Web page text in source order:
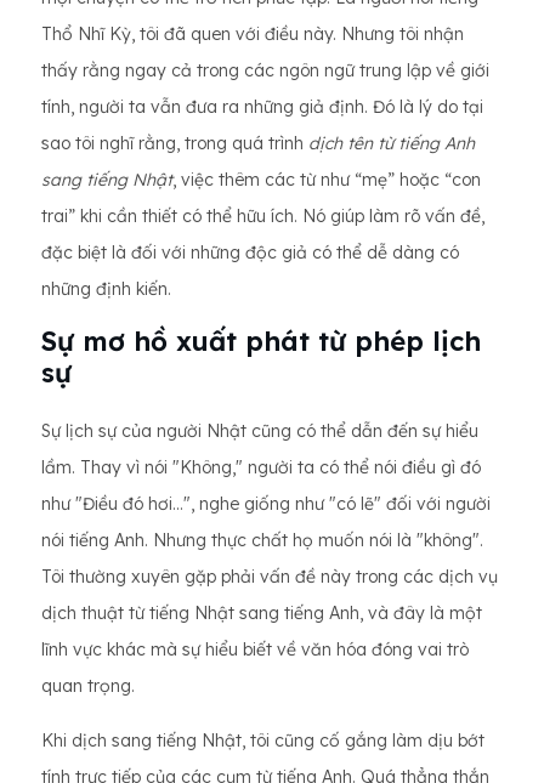
Thổ Nhĩ Kỳ, tôi đã quen với điều này. Nhưng tôi nhận
thấy rằng ngay cả trong các ngôn ngữ trung lập về giới
tính, người ta vẫn đưa ra những giả định. Đó là lý do tại
sao tôi nghĩ rằng, trong quá trình dịch tên từ tiếng Anh
sang tiếng Nhật, việc thêm các từ như “mẹ” hoặc “con
trai” khi cần thiết có thể hữu ích. Nó giúp làm rõ vấn đề,
đặc biệt là đối với những độc giả có thể dễ dàng có
những định kiến.
Sự mơ hồ xuất phát từ phép lịch
sự
Sự lịch sự của người Nhật cũng có thể dẫn đến sự hiểu
lầm. Thay vì nói "Không," người ta có thể nói điều gì đó
như "Điều đó hơi...", nghe giống như "có lẽ" đối với người
nói tiếng Anh. Nhưng thực chất họ muốn nói là "không".
Tôi thường xuyên gặp phải vấn đề này trong các dịch vụ
dịch thuật từ tiếng Nhật sang tiếng Anh, và đây là một
lĩnh vực khác mà sự hiểu biết về văn hóa đóng vai trò
quan trọng.
Khi dịch sang tiếng Nhật, tôi cũng cố gắng làm dịu bớt
tính trực tiếp của các cụm từ tiếng Anh. Quá thẳng thắn